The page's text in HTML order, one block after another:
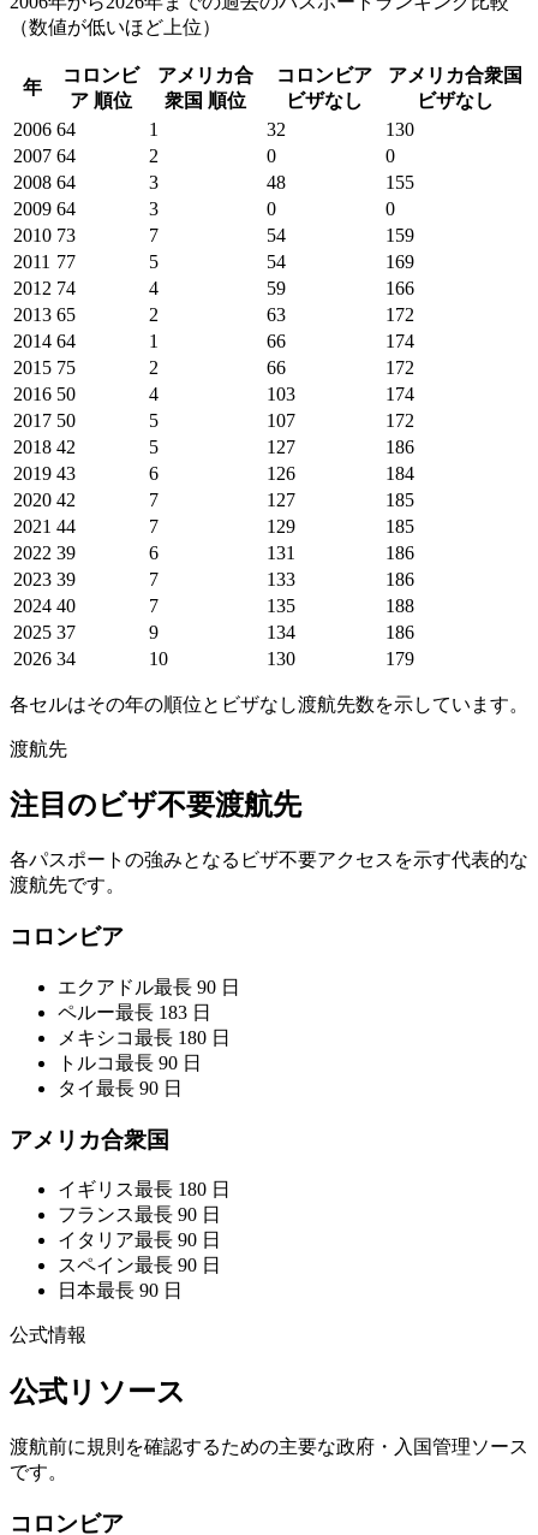
（数値が低いほど上位）
年
コロンビ
ア 順位
アメリカ合
衆国 順位
コロンビア
ビザなし
アメリカ合衆国
ビザなし
2006 64 1 32
130
2007 64 2 0
0
2008 64 3 48
155
2009 64 3 0
0
2010 73 7 54
159
2011 77 5 54
169
2012 74 4 59
166
2013 65 2 63
172
2014 64 1 66
174
2015 75 2 66
172
2016 50 4 103
174
2017 50 5 107
172
2018 42 5 127
186
2019 43 6 126
184
2020 42 7 127
185
2021 44 7 129
185
2022 39 6 131
186
2023 39 7 133
186
2024 40 7 135
188
2025 37 9 134
186
2026 34 10 130 179
各セルはその年の順位とビザなし渡航先数を示しています。
渡航先
注目のビザ不要渡航先
各パスポートの強みとなるビザ不要アクセスを示す代表的な
渡航先です。
コロンビア
エクアドル最長 90 日
ペルー最長 183 日
メキシコ最長 180 日
トルコ最長 90 日
タイ最長 90 日
アメリカ合衆国
イギリス最長 180 日
フランス最長 90 日
イタリア最長 90 日
スペイン最長 90 日
日本最長 90 日
公式情報
公式リソース
渡航前に規則を確認するための主要な政府・入国管理ソース
です。
コロンビア